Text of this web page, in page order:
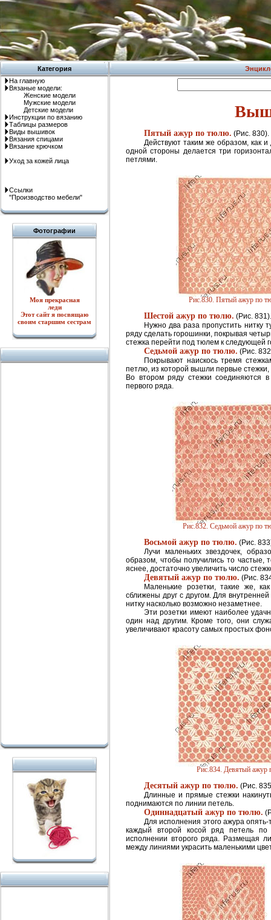
Категория
На главную
Вязаные модели:
Женские модели
Мужские модели
Детские модели
Инструкции по вязанию
Таблицы размеров
Виды вышивок
Вязания спицами
Вязание крючком
Уход за кожей лица
Ссылки
"Производство мебели"
Фотографии
Моя прекрасная
леди
Этот сайт я посвящаю
своим старшим сестрам
Пятый ажур по тюлю. (Рис. 830).
Действуют таким же образом, как
одной стороны делается три
петлями.
Рис.830. Пятый ажур по
Шестой ажур по тюлю. (Рис. 831).
Нужно два раза пропустить нитку
ряду сделать горошинки, покрывая
стежка перейти под тюлем к следующей
Седьмой ажур по тюлю. (Рис.
Покрывают наискось тремя
петлю, из которой вышли первые
Во втором ряду стежки соединяются
первого ряда.
Рис.832. Седьмой ажур по
Восьмой ажур по тюлю. (Рис.
Лучи маленьких звездочек,
образом, чтобы получились то частые,
яснее, достаточно увеличить число
Девятый ажур по тюлю. (Рис.
Маленькие розетки, такие же,
сближены друг с другом. Для
нитку насколько возможно незаметнее.
Эти розетки имеют наиболее
один над другим. Кроме того, они
увеличивают красоту самых простых
Рис.834. Девятый ажур
Десятый ажур по тюлю. (Рис.
Длинные и прямые стежки
поднимаются по линии петель.
Одиннадцатый ажур по тюлю.
Для исполнения этого ажура
каждый второй косой ряд петель
исполнении второго ряда. Размещая
между линиями украсить маленькими